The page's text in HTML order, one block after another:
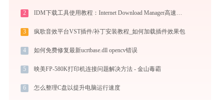
2 IDM下载工具使用教程：Internet Download Manager高速下载与视频抓取完全指南
3 疯歌音效平台VST插件/补丁安装教程_如何加载插件效果包
4 如何免费修复最新ucrtbase.dll opencv错误
5 映美FP-580K打印机连接问题解决方法 - 金山毒霸
6 怎么整理C盘以提升电脑运行速度